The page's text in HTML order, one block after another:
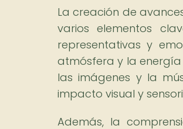
La creación de
varios elementos
representativas y
atmósfera y la
las imágenes y la
impacto visual y
Además, la